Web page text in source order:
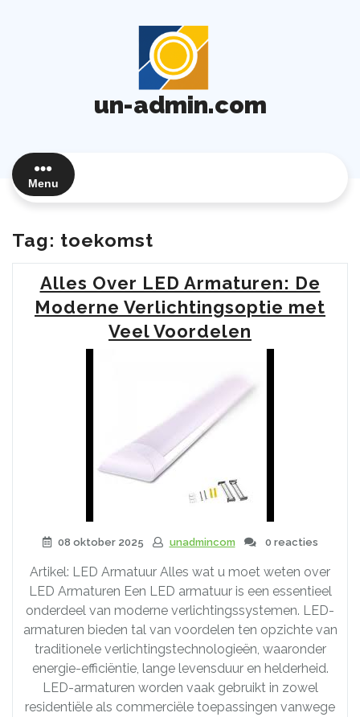
un-admin.com
Menu
Tag: toekomst
Alles Over LED Armaturen: De
Moderne Verlichtingsoptie met
Veel Voordelen
08 oktober 2025 unadmincom 0 reacties
Artikel: LED Armatuur Alles wat u moet weten over
LED Armaturen Een LED armatuur is een essentieel
onderdeel van moderne verlichtingssystemen. LED-
armaturen bieden tal van voordelen ten opzichte van
traditionele verlichtingstechnologieën, waaronder
energie-efficiëntie, lange levensduur en helderheid.
LED-armaturen worden vaak gebruikt in zowel
residentiële als commerciële toepassingen vanwege